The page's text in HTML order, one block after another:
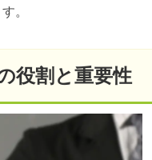
。
役割と重要性